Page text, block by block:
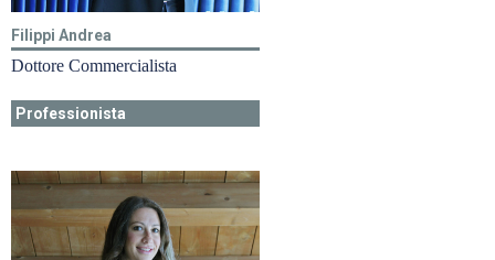
Filippi Andrea
Dottore Commercialista
Professionista